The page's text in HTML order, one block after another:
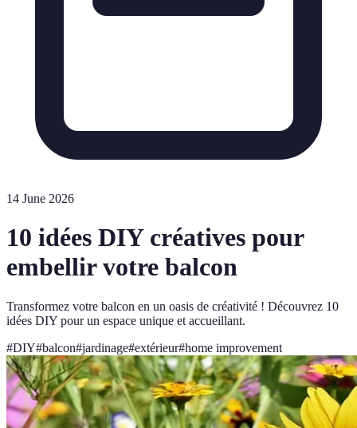
14 June 2026
10 idées DIY créatives pour
embellir votre balcon
Transformez votre balcon en un oasis de créativité ! Découvrez 10
idées DIY pour un espace unique et accueillant.
#DIY#balcon#jardinage#extérieur#home improvement